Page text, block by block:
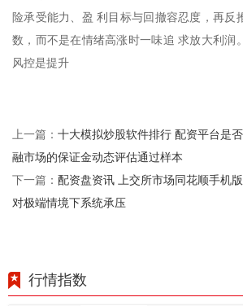
险承受能力、盈 利目标与回撤容忍度，再反
数，而不是在情绪高涨时一味追 求放大利润
风控是提升
上一篇： 十大模拟炒股软件排行 配资平台是
融市场的保证金动态评估通过样本
下一篇： 配资盘资讯 上交所市场同花顺手机
对极端情境下系统承压
行情指数